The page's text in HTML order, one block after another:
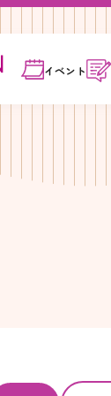
イベント